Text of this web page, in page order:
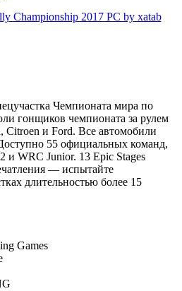
Чемпионата мира по
гонщиков чемпионата за рулем
и Ford. Все автомобили
55 официальных команд,
и WRC Junior. 13 Epic Stages
— испытайте
длительностью более 15
Games